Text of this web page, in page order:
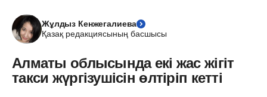
Жұлдыз Кенжегалиева
Қазақ редакциясының басшысы
Алматы облысында екі жас жігіт
такси жүргізушісін өлтіріп кетті